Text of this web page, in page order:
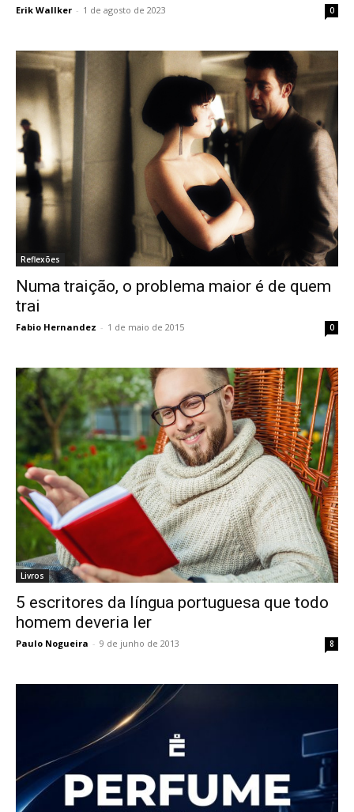
Erik Wallker - 1 de agosto de 2023 0
Reflexões
Numa traição, o problema maior é de quem
trai
Fabio Hernandez - 1 de maio de 2015 0
Livros
5 escritores da língua portuguesa que todo
homem deveria ler
Paulo Nogueira - 9 de junho de 2013 8